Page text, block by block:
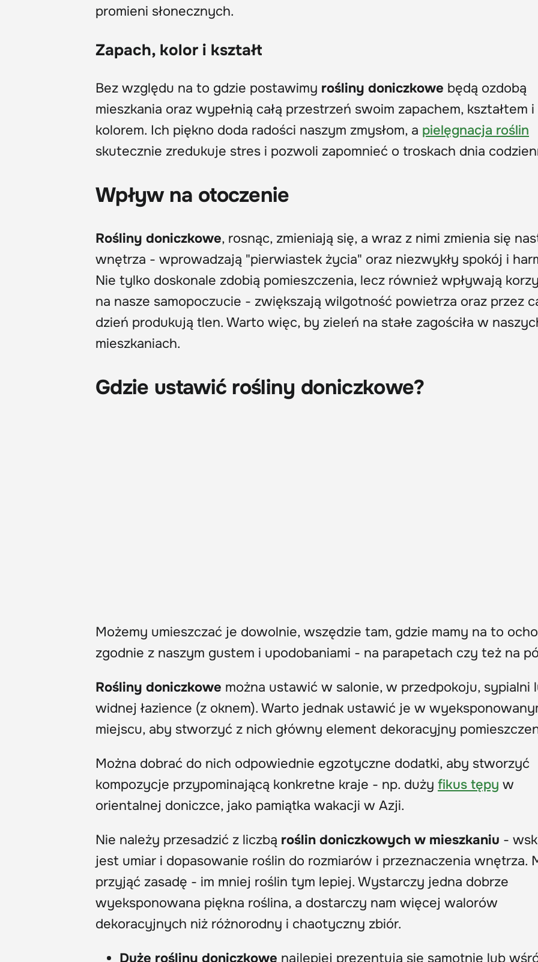
promieni słonecznych.
Zapach, kolor i kształt
Bez względu na to gdzie postawimy rośliny doniczkowe będą ozdobą
mieszkania oraz wypełnią całą przestrzeń swoim zapachem, kształtem i
kolorem. Ich piękno doda radości naszym zmysłom, a pielęgnacja roślin
skutecznie zredukuje stres i pozwoli zapomnieć o troskach dnia
Wpływ na otoczenie
Rośliny doniczkowe, rosnąc, zmieniają się, a wraz z nimi zmienia się
wnętrza - wprowadzają "pierwiastek życia" oraz niezwykły spokój i
Nie tylko doskonale zdobią pomieszczenia, lecz również wpływają
na nasze samopoczucie - zwiększają wilgotność powietrza oraz przez
dzień produkują tlen. Warto więc, by zieleń na stałe zagościła w
mieszkaniach.
Gdzie ustawić rośliny doniczkowe?
Możemy umieszczać je dowolnie, wszędzie tam, gdzie mamy na to
zgodnie z naszym gustem i upodobaniami - na parapetach czy też na
Rośliny doniczkowe można ustawić w salonie, w przedpokoju, sypialni
widnej łazience (z oknem). Warto jednak ustawić je w
miejscu, aby stworzyć z nich główny element dekoracyjny
Można dobrać do nich odpowiednie egzotyczne dodatki, aby stworzyć
kompozycje przypominającą konkretne kraje - np. duży fikus tępy w
orientalnej doniczce, jako pamiątka wakacji w Azji.
Nie należy przesadzić z liczbą roślin doniczkowych w mieszkaniu -
jest umiar i dopasowanie roślin do rozmiarów i przeznaczenia wnętrza.
przyjąć zasadę - im mniej roślin tym lepiej. Wystarczy jedna dobrze
wyeksponowana piękna roślina, a dostarczy nam więcej walorów
dekoracyjnych niż różnorodny i chaotyczny zbiór.
Duże rośliny doniczkowe najlepiej prezentują się samotnie lub